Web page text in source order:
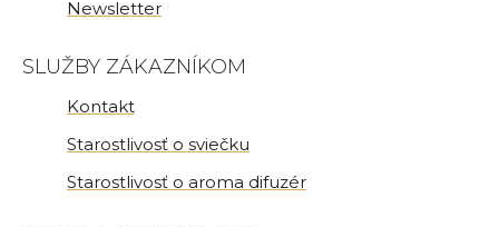
Newsletter
SLUŽBY ZÁKAZNÍKOM
Kontakt
Starostlivosť o sviečku
Starostlivosť o aroma difuzér